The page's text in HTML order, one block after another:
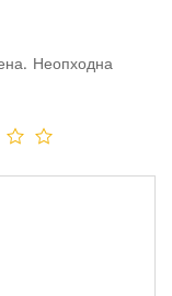
Неопходна